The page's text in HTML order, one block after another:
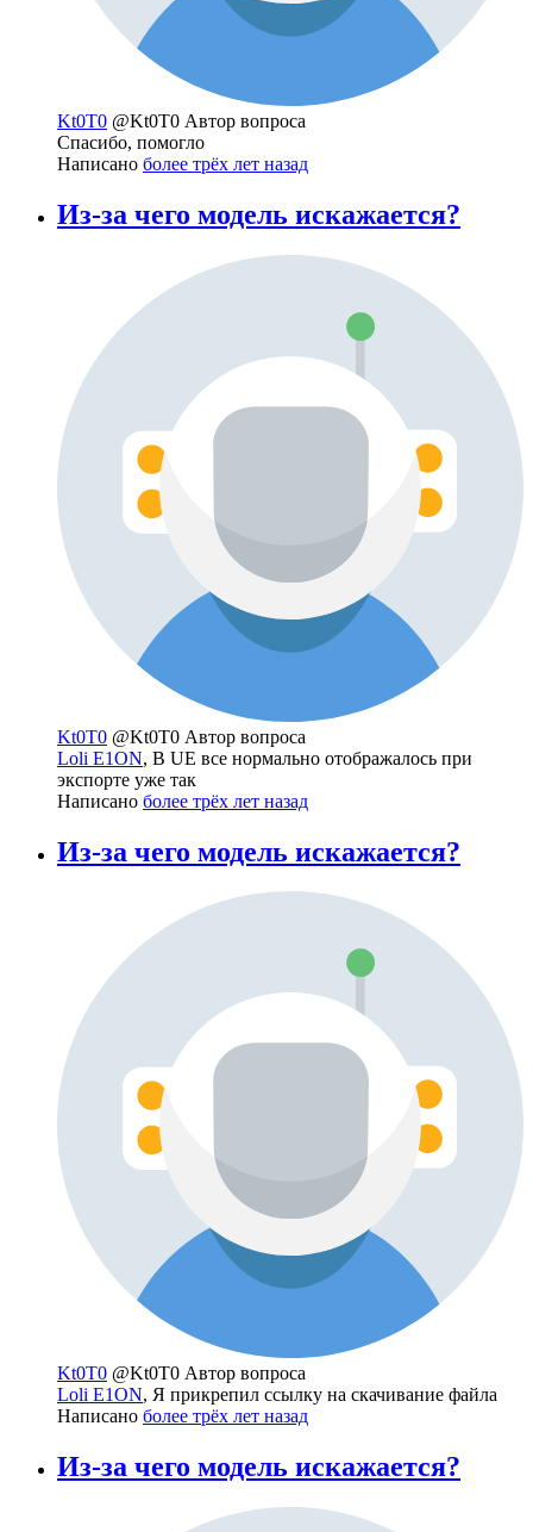
Kt0T0 @Kt0T0 Автор вопроса
Спасибо, помогло
Написано более трёх лет назад
Из-за чего модель искажается?
Kt0T0 @Kt0T0 Автор вопроса
Loli E1ON, В UE все нормально отображалось при
экспорте уже так
Написано более трёх лет назад
Из-за чего модель искажается?
Kt0T0 @Kt0T0 Автор вопроса
Loli E1ON, Я прикрепил ссылку на скачивание файла
Написано более трёх лет назад
Из-за чего модель искажается?